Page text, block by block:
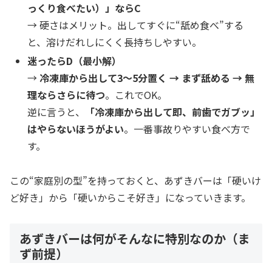
っくり食べたい）」ならC
→ 硬さはメリット。出してすぐに“舐め食べ”する
と、溶けだれしにくく長持ちしやすい。
迷ったらD（最小解）
→冷凍庫から出して3〜5分置く → まず舐める → 無
理ならさらに待つ。これでOK。
逆に言うと、
「冷凍庫から出して即、前歯でガブッ」
はやらないほうがよい。一番事故りやすい食べ方で
す。
この“家庭別の型”を持っておくと、あずきバーは「硬いけ
ど好き」から「硬いからこそ好き」になっていきます。
あずきバーは何がそんなに特別なのか（ま
ず前提）